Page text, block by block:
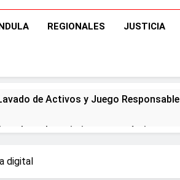
REGIONALES JUSTICIA
de Activos y Juego Responsable
el crecimiento económico
digital